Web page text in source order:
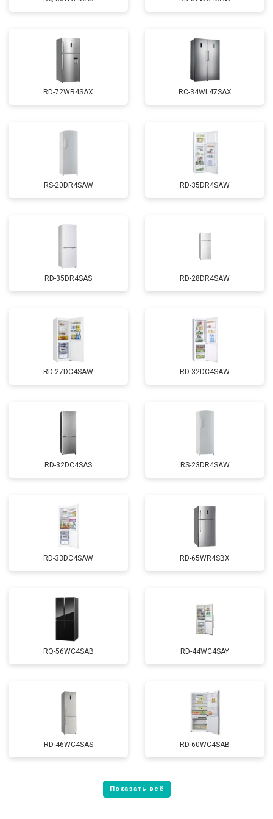
RD-72WR4SAX RС-34WL47SAX
RS-20DR4SAW RD-35DR4SAW
RD-35DR4SAS RD-28DR4SAW
RD-27DC4SAW RD-32DC4SAW
RD-32DC4SAS RS-23DR4SAW
RD-33DC4SAW RD-65WR4SBX
RQ-56WC4SAB RD-44WC4SAY
RD-46WC4SAS RD-60WC4SAB